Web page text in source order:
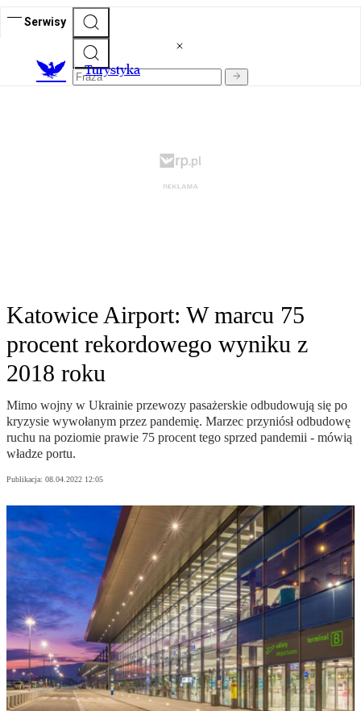
Serwisy
Turystyka
Katowice Airport: W marcu 75
procent rekordowego wyniku z
2018 roku
Mimo wojny w Ukrainie przewozy pasażerskie odbudowują się po
kryzysie wywołanym przez pandemię. Marzec przyniósł odbudowę
ruchu na poziomie prawie 75 procent tego sprzed pandemii - mówią
władze portu.
Publikacja: 08.04.2022 12:05